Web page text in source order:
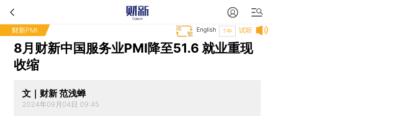
财新PMI 试听
T中
English
8月财新中国服务业PMI降至51.6 就业重现
收缩
文｜财新 范浅蝉
2024年09月04日 09:45